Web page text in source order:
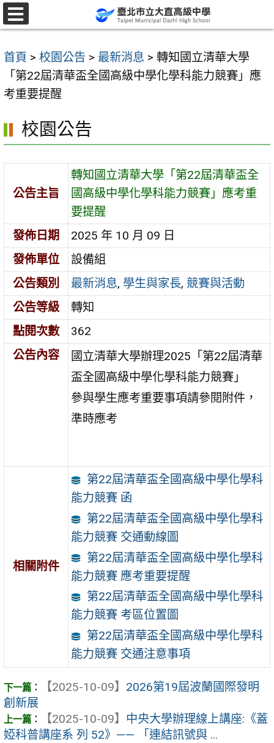
跳
至
要
容
首頁 > 校園公告 > 最新消息 > 轉知國立清華大學
「第22屆清華盃全國高級中學化學科能力競賽」應
考重要提醒
校園公告
公告主旨
轉知國立清華大學「第22屆清華盃全
國高級中學化學科能力競賽」應考重
要提醒
發佈日期
2025 年 10 月 09 日
發佈單位
設備組
公告類別
最新消息, 學生與家長, 競賽與活動
公告等級
轉知
點閱次數
362
公告內容
國立清華大學辦理2025「第22屆清華
盃全國高級中學化學科能力競賽」
參與學生應考重要事項請參閱附件，
準時應考
相關附件
第22屆清華盃全國高級中學化學科
能力競賽 函
第22屆清華盃全國高級中學化學科
能力競賽 交通動線圖
第22屆清華盃全國高級中學化學科
能力競賽 應考重要提醒
第22屆清華盃全國高級中學化學科
能力競賽 考區位置圖
第22屆清華盃全國高級中學化學科
能力競賽 交通注意事項
【2025-10-09】 2026第19屆波蘭國際發明
創新展
【2025-10-09】 中央大學辦理線上講座:《蓋
婭科普講座系 列 52》—— 「連結訊號與 ...
選
單